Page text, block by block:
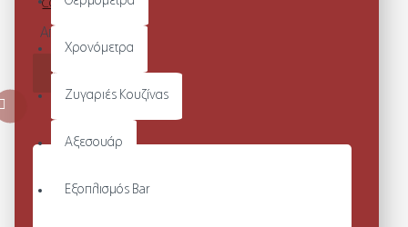
Χρονόμετρα
Ζυγαριές Κουζίνας
Αξεσουάρ
Εξοπλισμός Bar
COOL T-SHIRT
Από 27,25€
ΚΑΛΆΘΙ